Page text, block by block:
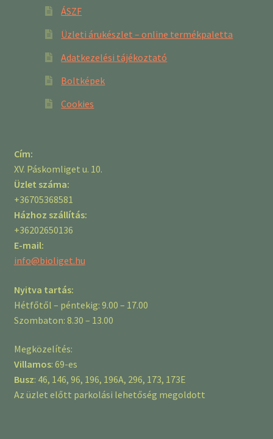
ÁSZF
Üzleti árukészlet – online termékpaletta
Adatkezelési tájékoztató
Boltképek
Cookies
Cím:
XV. Páskomliget u. 10.
Üzlet száma:
+36705368581
Házhoz szállítás:
+36202650136
E-mail:
info@bioliget.hu
Nyitva tartás:
Hétfőtől – péntekig: 9.00 – 17.00
Szombaton: 8.30 – 13.00
Megközelítés:
Villamos: 69-es
Busz: 46, 146, 96, 196, 196A, 296, 173, 173E
Az üzlet előtt parkolási lehetőség megoldott